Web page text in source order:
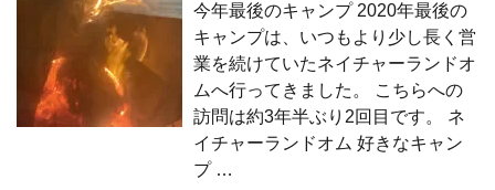
今年最後のキャンプ 2020年最後の
キャンプは、いつもより少し長く営
業を続けていたネイチャーランドオ
ムへ行ってきました。 こちらへの
訪問は約3年半ぶり2回目です。 ネ
イチャーランドオム 好きなキャン
プ …